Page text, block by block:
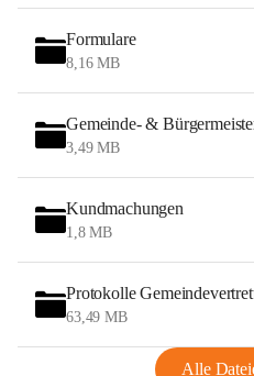
Formulare
8,16 MB
Gemeinde- &
3,49 MB
Kundmachungen
1,8 MB
Protokolle
63,49 MB
Alle